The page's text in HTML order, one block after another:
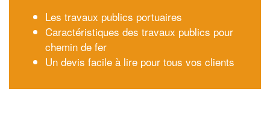
Les travaux publics portuaires
Caractéristiques des travaux publics pour
chemin de fer
Un devis facile à lire pour tous vos clients